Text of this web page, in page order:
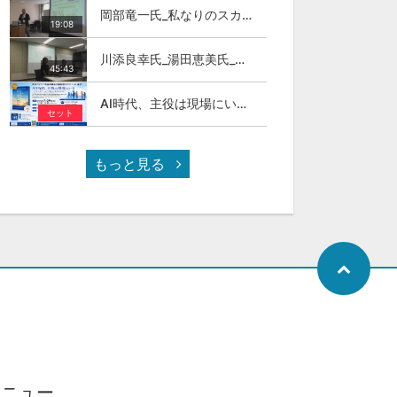
19:08
岡部竜一氏_私なりのスカイカラ―人材
45:43
川添良幸氏_湯田恵美氏_トモダチトーク_第11回伊達な大学院セミナー
セット
AI時代、主役は現場にいる ～スカイカラーという新しい社会のかたち～
もっと見る
ニュー